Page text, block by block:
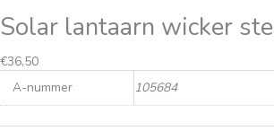
Solar lantaarn wicker
€36,50
A-nummer
105684